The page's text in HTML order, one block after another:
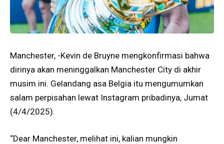
Manchester, -Kevin de Bruyne mengkonfirmasi bahwa
dirinya akan meninggalkan Manchester City di akhir
musim ini. Gelandang asa Belgia itu mengumumkan
salam perpisahan lewat Instagram pribadinya, Jumat
(4/4/2025).
“Dear Manchester, melihat ini, kalian mungkin